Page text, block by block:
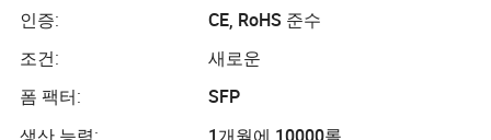
인증:
CE, RoHS 준수
조건:
새로운
폼 팩터:
SFP
생산 능력:
1개월에 10000롤